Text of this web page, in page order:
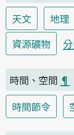
天文
地理
資源礦物
時間、空間 ¶
時間節令